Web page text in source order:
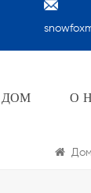
ДОМ О
Дом